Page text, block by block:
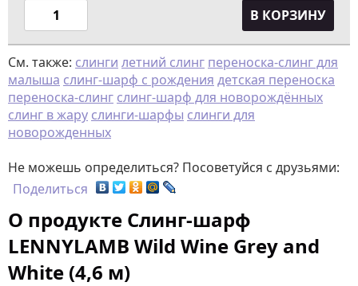
В КОРЗИНУ
См. также: слинги летний слинг переноска-слинг для
малыша слинг-шарф с рождения детская переноска
переноска-слинг слинг-шарф для новорождённых
слинг в жару слинги-шарфы слинги для
новорожденных
Не можешь определиться? Посоветуйся с друзьями:
Поделиться
О продукте Слинг-шарф
LENNYLAMB Wild Wine Grey and
White (4,6 м)